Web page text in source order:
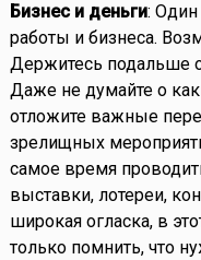
Бизнес и деньги:
работы и бизнеса.
Держитесь подальше
Даже не думайте о
отложите важные
зрелищных
самое время
выставки, лотереи,
широкая огласка, в
только помнить, что